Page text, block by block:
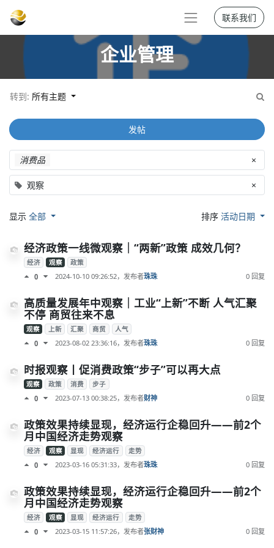
联系我们
企业管理
转到: 所有主题
消费品 ×
观察 ×
发帖
显示 全部 排序活动日期
经济政策一线微观察｜“两新”政策 成效几何？
经济 观察 政策
0 2024-10-10 09:26:52，发布者珠珠 0 回复
​高质量发展年中观察｜工业“上新”不断 人气汇聚
不停 商贸往来不息
观察 上新 汇聚 商贸 人气
0 2023-08-02 23:36:16，发布者珠珠 0 回复
时报观察丨促消费政策“步子”可以再大点
观察 政策 消费 步子
0 2023-07-13 00:38:25，发布者财神 0 回复
政策效果持续显现，经济运行企稳回升——前2个
月中国经济走势观察
经济 观察 显现 经济运行 走势
0 2023-03-16 05:31:33，发布者珠珠 0 回复
政策效果持续显现，经济运行企稳回升——前2个
月中国经济走势观察
经济 观察 显现 经济运行 走势
0 2023-03-15 11:57:26，发布者张财神 0 回复